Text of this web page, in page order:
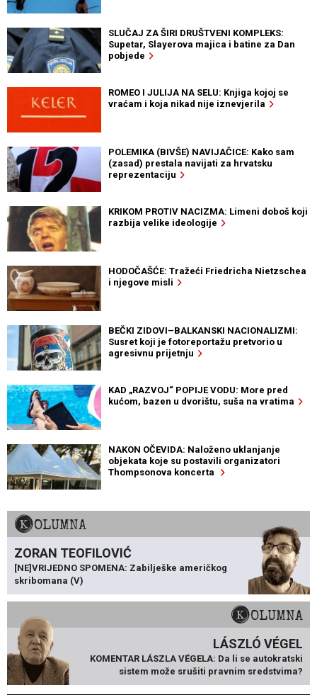
SLUČAJ ZA ŠIRI DRUŠTVENI KOMPLEKS:
Supetar, Slayerova majica i batine za Dan
pobjede
ROMEO I JULIJA NA SELU: Knjiga kojoj se
vraćam i koja nikad nije iznevjerila
POLEMIKA (BIVŠE) NAVIJAČICE: Kako sam
(zasad) prestala navijati za hrvatsku
reprezentaciju
KRIKOM PROTIV NACIZMA: Limeni doboš koji
razbija velike ideologije
HODOČAŠĆE: Tražeći Friedricha Nietzschea
i njegove misli
BEČKI ZIDOVI–BALKANSKI NACIONALIZMI:
Susret koji je fotoreportažu pretvorio u
agresivnu prijetnju
KAD „RAZVOJ“ POPIJE VODU: More pred
kućom, bazen u dvorištu, suša na vratima
NAKON OČEVIDA: Naloženo uklanjanje
objekata koje su postavili organizatori
Thompsonova koncerta
KOLUMNA
ZORAN TEOFILOVIĆ
[NE]VRIJEDNO SPOMENA: Zabilješke američkog
skribomana (V)
KOLUMNA
LÁSZLÓ VÉGEL
KOMENTAR LÁSZLA VÉGELA: Da li se autokratski
sistem može srušiti pravnim sredstvima?